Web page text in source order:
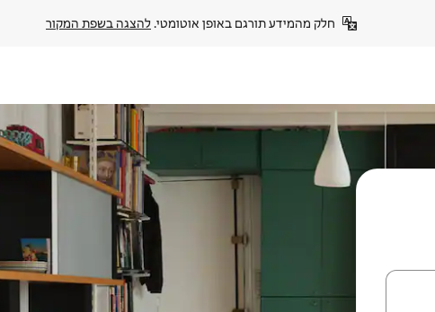
חלק מהמידע תורגם באופן אוטומטי. להצגה בשפת המקור
למעלה ולמטה או לעיין בעזרת תנועות מגע או החלקה.